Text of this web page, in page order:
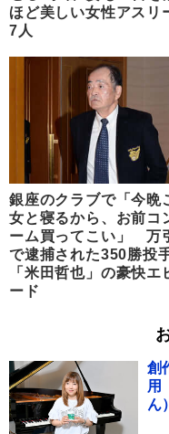
ほど美しい女性アスリ
7人
銀座のクラブで「今晩
女と寝るから、お前コ
ーム買ってこい」 万
で逮捕された350勝投
「米田哲也」の豪快エ
ード
創
用
ん